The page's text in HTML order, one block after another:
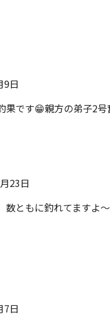
9日
果です😁親方の弟子2
23日
数ともに釣れてますよ
7日